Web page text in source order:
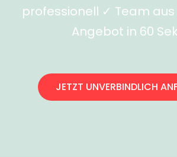
professionell ✓ Team
Angebot in 60
JETZT UNVERBINDLICH